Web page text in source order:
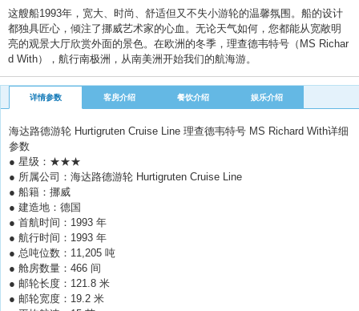
这艘船1993年，宽大、时尚、舒适但又不失小游轮的温馨氛围。船的设计
都独具匠心，倾注了挪威艺术家的心血。无论天气如何，您都能从宽敞明
亮的观景大厅欣赏外面的景色。在欧洲的冬季，理查德韦特号（MS Richar
d With），航行南极洲，从南美洲开始我们的航海游。
详情参数 客房介绍 餐饮介绍 娱乐介绍
海达路德游轮 Hurtigruten Cruise Line 理查德韦特号 MS Richard With详细
参数
● 星级：★★★
● 所属公司：海达路德游轮 Hurtigruten Cruise Line
● 船籍：挪威
● 建造地：德国
● 首航时间：1993 年
● 航行时间：1993 年
● 总吨位数：11,205 吨
● 舱房数量：466 间
● 邮轮长度：121.8 米
● 邮轮宽度：19.2 米